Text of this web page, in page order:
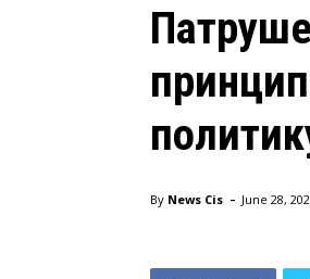
By News Cis - June 28,